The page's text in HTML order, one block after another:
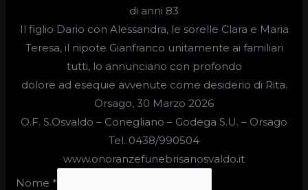
di anni 83
Il figlio Dario con Alessandra, le sorelle Clara e Maria
Teresa, il nipote Gianfranco unitamente ai familiari
tutti, lo annunciano con profondo
dolore ad esequie avvenute come desiderio di Rita.
Orsago, 30 Marzo 2026
O.F. S.Osvaldo – Conegliano – Godega S.U. – Orsago
Tel. 0438/990504
www.onoranzefunebrisanosvaldo.it
Nome *